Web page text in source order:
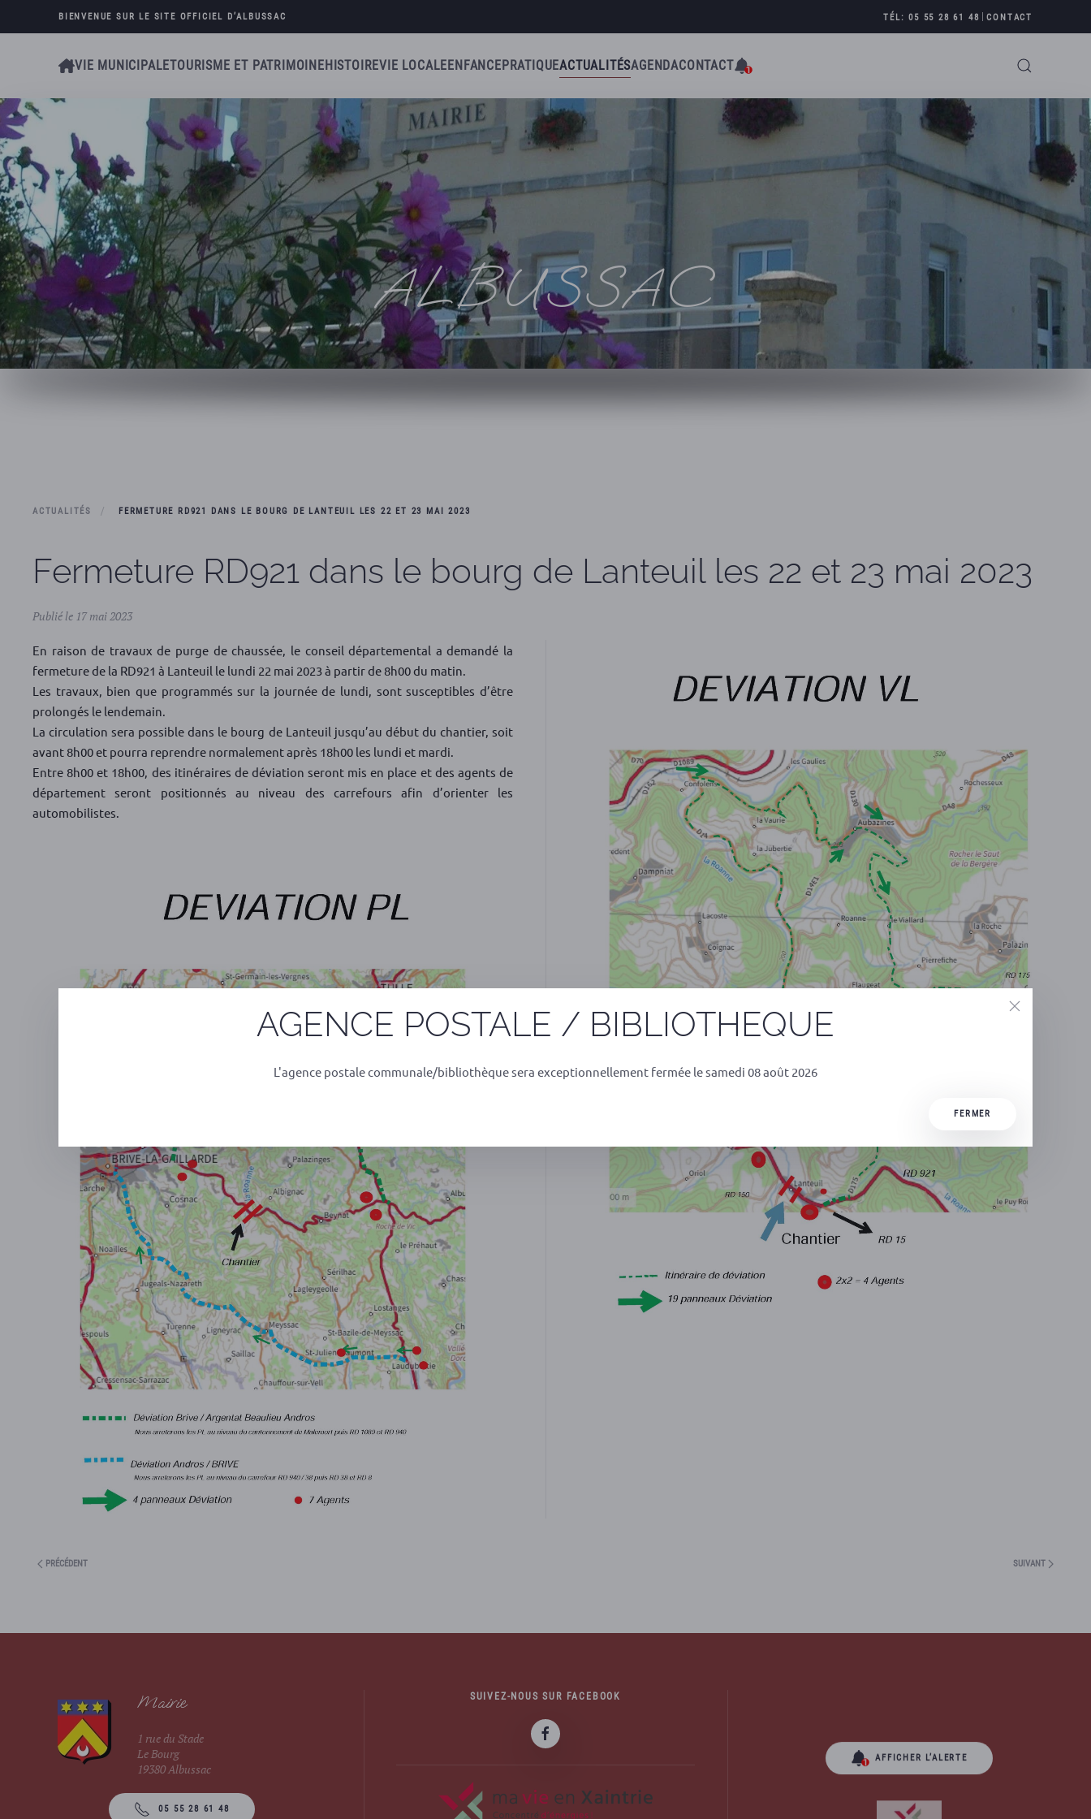
Skip to main content
BIENVENUE SUR LE SITE OFFICIEL D’ALBUSSAC TÉL: 05 55 28 61 48 |CONTACT
VIE MUNICIPALETOURISME ET PATRIMOINEHISTOIREVIE LOCALEENFANCEPRATIQUEACTUALITÉSAGENDACONTACT
ALBUSSAC
ACTUALITÉS FERMETURE RD921 DANS LE BOURG DE LANTEUIL LES 22 ET 23 MAI 2023
Fermeture RD921 dans le bourg de Lanteuil les 22 et 23 mai 2023
Publié le 17 mai 2023
En raison de travaux de purge de chaussée, le conseil départemental a demandé la
fermeture de la RD921 à Lanteuil le lundi 22 mai 2023 à partir de 8h00 du matin.
Les travaux, bien que programmés sur la journée de lundi, sont susceptibles d’être
prolongés le lendemain.
La circulation sera possible dans le bourg de Lanteuil jusqu’au début du chantier, soit
avant 8h00 et pourra reprendre normalement après 18h00 les lundi et mardi.
Entre 8h00 et 18h00, des itinéraires de déviation seront mis en place et des agents de
département seront positionnés au niveau des carrefours afin d’orienter les
automobilistes.
PRÉCÉDENT SUIVANT
Mairie
1 rue du Stade
Le Bourg
19380 Albussac
05 55 28 61 48
SUIVEZ-NOUS SUR FACEBOOK
AFFICHER L’ALERTE
AGENCE POSTALE / BIBLIOTHEQUE
L'agence postale communale/bibliothèque sera exceptionnellement fermée le samedi 08 août 2026
FERMER